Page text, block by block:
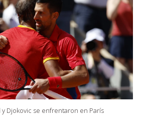
y Djokovic se enfrentaron en París